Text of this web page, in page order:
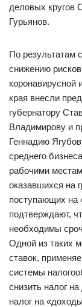
деловых кругов
Гурьянов.
По результатам
снижению
коронавирусной
края внесли
губернатору
Владимирову и
Геннадию
среднего
рабочими
оказавшихся на
поступающих на
подтверждают,
необходимы
Одной из таких
ставок,
системы
снизить налог
налог на